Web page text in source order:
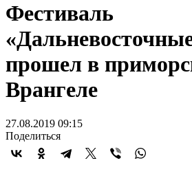
Фестиваль
прошел в
Врангеле
27.08.2019 09:15
Поделиться